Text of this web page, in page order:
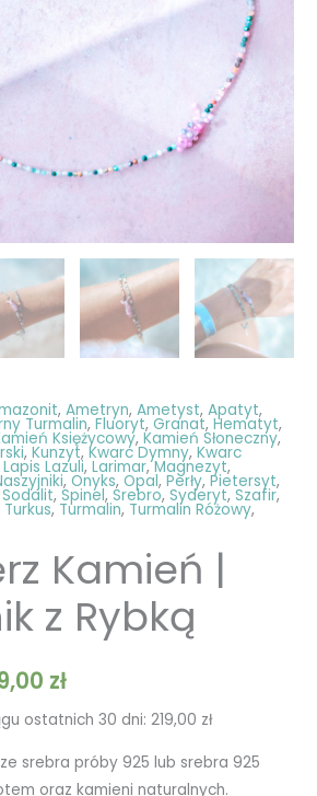
,Ametryn,Ametyst,Apatyt,
Turmalin,Fluoryt,Granat,Hematyt,
Księżycowy,Kamień Słoneczny,
,Kunzyt,Kwarc Dymny,Kwarc
Lapis Lazuli,Larimar,Magnezyt,
,Onyks,Opal,Perły,Pietersyt,
Sodalit,Spinel,Srebro,Syderyt,Szafir,
Turkus, Turmalin, Turmalin Różowy,
Kamień |
z Rybką
zł
ostatnich 30 dni:219,00 zł
srebra próby 925 lub srebra 925
oraz kamieni naturalnych.